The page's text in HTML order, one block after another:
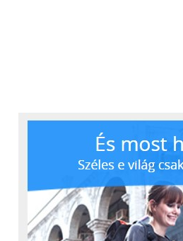
Az OMIKRON Informatika
alapja minden esetben az
pontosan látni kell, hogy
vállalati infrastruktúra, legyen
rendszerekről vagy a
elemekről. A vállalat
nem csupán a